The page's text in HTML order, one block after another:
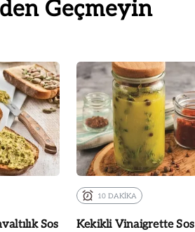
Geçmeyin
Sos
10 DAKİKA
Kekikli Vinaigrette Sos